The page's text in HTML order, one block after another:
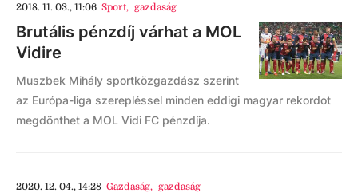
2018. 11. 03., 11:06 Sport, gazdaság
Brutális pénzdíj várhat a MOL
Vidire
Muszbek Mihály sportközgazdász szerint
az Európa-liga szerepléssel minden eddigi magyar rekordot
megdönthet a MOL Vidi FC pénzdíja.
2020. 12. 04., 14:28 Gazdaság, gazdaság